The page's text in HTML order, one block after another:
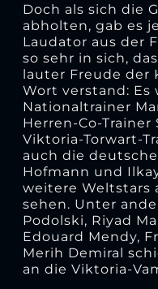
Doch als sich die
abholten, gab es
Laudator aus der
so sehr in sich,
lauter Freude der
Wort verstand: Es
Nationaltrainer
Herren-Co-
Viktoria-Torwart-
auch die
Hofmann und
weitere Weltstars
sehen. Unter
Podolski, Riyad
Edouard Mendy,
Merih Demiral
an die Viktoria-